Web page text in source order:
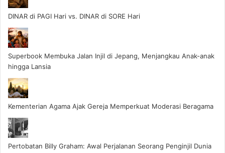
DINAR di PAGI Hari vs. DINAR di SORE Hari
Superbook Membuka Jalan Injil di Jepang, Menjangkau Anak-anak
hingga Lansia
Kementerian Agama Ajak Gereja Memperkuat Moderasi Beragama
Pertobatan Billy Graham: Awal Perjalanan Seorang Penginjil Dunia